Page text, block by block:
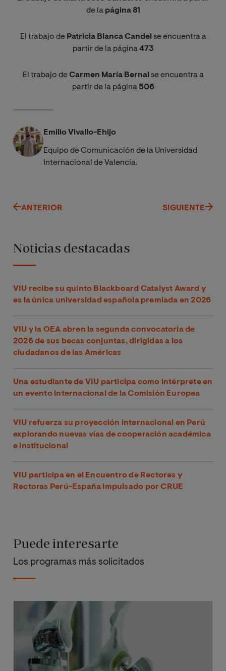
de la página 81
El trabajo de Patricia Blanca Candel se encuentra a
partir de la página473
El trabajo deCarmen María Bernal se encuentra a
partir de la página 506
Emilio Vivallo-Ehijo
Equipo de Comunicación de la Universidad
Internacional de Valencia.
ANTERIOR SIGUIENTE
Noticias destacadas
VIU recibe su quinto Blackboard Catalyst Award y
es la única universidad española premiada en 2026
VIU y la OEA abren la segunda convocatoria de
2026 de sus becas conjuntas, dirigidas a los
ciudadanos de las Américas
Una estudiante de VIU participa como intérprete en
un evento internacional de la Comisión Europea
VIU refuerza su proyección internacional en Perú
explorando nuevas vías de cooperación académica
e institucional
VIU participa en el Encuentro de Rectores y
Rectoras Perú-España impulsado por CRUE
Puede interesarte
Los programas más solicitados